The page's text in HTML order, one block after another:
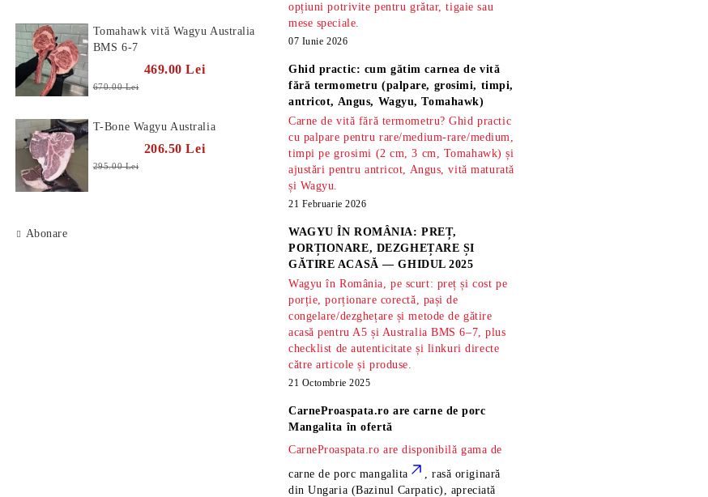
Tomahawk vită Wagyu Australia
BMS 6-7
469.00 Lei
670.00 Lei
T-Bone Wagyu Australia
206.50 Lei
295.00 Lei
Abonare
opțiuni potrivite pentru grătar, tigaie sau
mese speciale.
07 Iunie 2026
Ghid practic: cum gătim carnea de vită
fără termometru (palpare, grosimi, timpi,
antricot, Angus, Wagyu, Tomahawk)
Carne de vită fără termometru? Ghid practic
cu palpare pentru rare/medium-rare/medium,
timpi pe grosimi (2 cm, 3 cm, Tomahawk) și
ajustări pentru antricot, Angus, vită maturată
și Wagyu.
21 Februarie 2026
WAGYU ÎN ROMÂNIA: PREȚ,
PORȚIONARE, DEZGHEȚARE ȘI
GĂTIRE ACASĂ — GHIDUL 2025
Wagyu în România, pe scurt: preț și cost pe
porție, porționare corectă, pași de
congelare/dezghețare și metode de gătire
acasă pentru A5 și Australia BMS 6–7, plus
checklist de autenticitate și linkuri directe
către articole și produse.
21 Octombrie 2025
CarneProaspata.ro arecarne de porc
Mangalita în ofertă
CarneProaspata.ro are disponibilă gama de
carne de porc mangalita
, rasă originară
din Ungaria (Bazinul Carpatic), apreciată